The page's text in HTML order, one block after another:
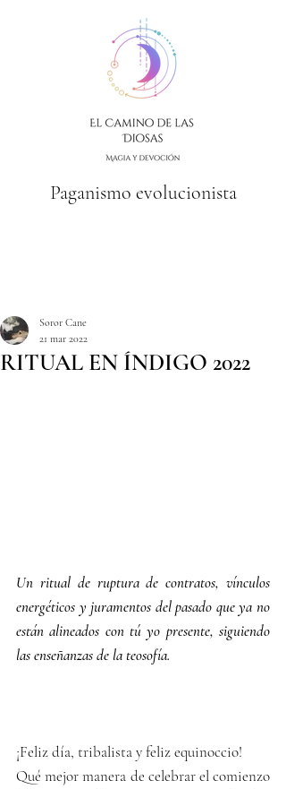
Paganismo evolucionista
RITUAL EN ÍNDIGO 2022
Soror Cane
21 mar 2022
Un ritual de ruptura de contratos, vínculos
energéticos y juramentos del pasado que ya no
están alineados con tú yo presente, siguiendo
las enseñanzas de la teosofía.
¡Feliz día, tribalista y feliz equinoccio!
Qué mejor manera de celebrar el comienzo